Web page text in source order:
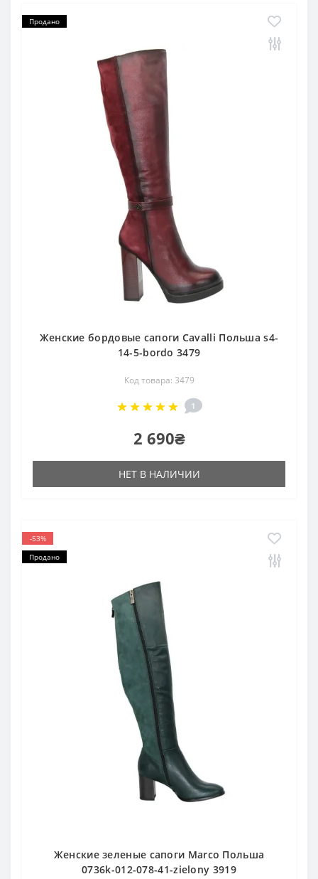
Продано
Женские бордовые сапоги Cavalli Польша s4-
14-5-bordo 3479
Код товара: 3479
1
2 690₴
НЕТ В НАЛИЧИИ
-53%
Продано
Женские зеленые сапоги Marco Польша
0736k-012-078-41-zielony 3919